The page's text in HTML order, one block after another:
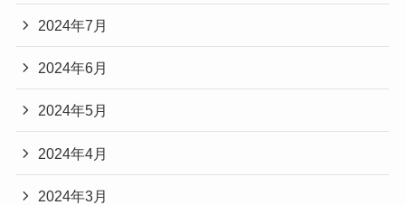
2024年7月
2024年6月
2024年5月
2024年4月
2024年3月